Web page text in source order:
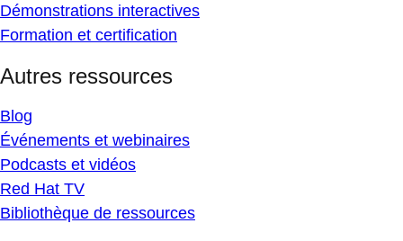
Démonstrations interactives
Formation et certification
Autres ressources
Blog
Événements et webinaires
Podcasts et vidéos
Red Hat TV
Bibliothèque de ressources